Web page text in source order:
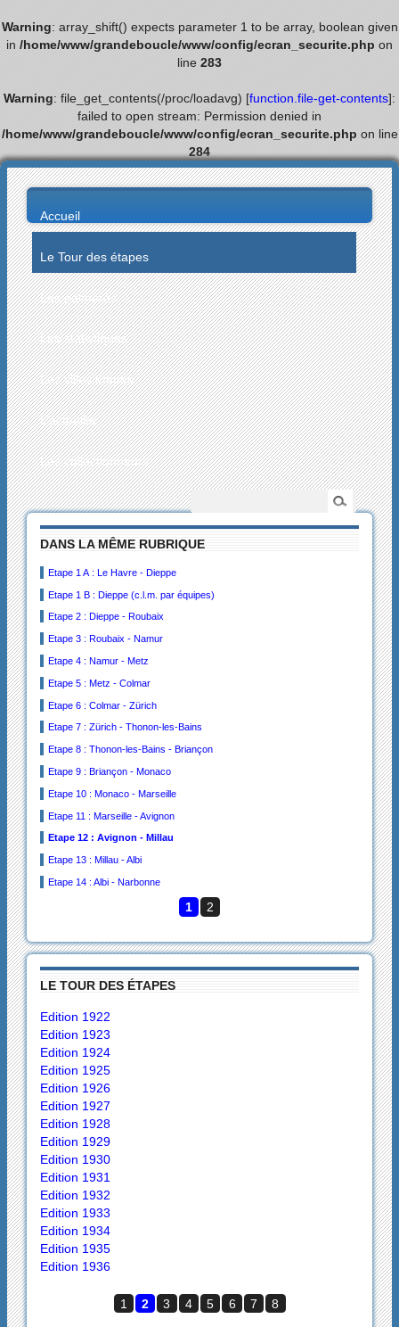
Warning: array_shift() expects parameter 1 to be array, boolean given
in /home/www/grandeboucle/www/config/ecran_securite.php on
line 283
Warning: file_get_contents(/proc/loadavg) [function.file-get-contents]:
failed to open stream: Permission denied in
/home/www/grandeboucle/www/config/ecran_securite.php on line
284
Accueil
Le Tour des étapes
Les palmarès
Les statistiques
Les villes étapes
L’actualité
Les collectionneurs
DANS LA MÊME RUBRIQUE
Etape 1 A : Le Havre - Dieppe
Etape 1 B : Dieppe (c.l.m. par équipes)
Etape 2 : Dieppe - Roubaix
Etape 3 : Roubaix - Namur
Etape 4 : Namur - Metz
Etape 5 : Metz - Colmar
Etape 6 : Colmar - Zürich
Etape 7 : Zürich - Thonon-les-Bains
Etape 8 : Thonon-les-Bains - Briançon
Etape 9 : Briançon - Monaco
Etape 10 : Monaco - Marseille
Etape 11 : Marseille - Avignon
Etape 12 : Avignon - Millau
Etape 13 : Millau - Albi
Etape 14 : Albi - Narbonne
1 2
LE TOUR DES ÉTAPES
Edition 1922
Edition 1923
Edition 1924
Edition 1925
Edition 1926
Edition 1927
Edition 1928
Edition 1929
Edition 1930
Edition 1931
Edition 1932
Edition 1933
Edition 1934
Edition 1935
Edition 1936
1 2 3 4 5 6 7 8